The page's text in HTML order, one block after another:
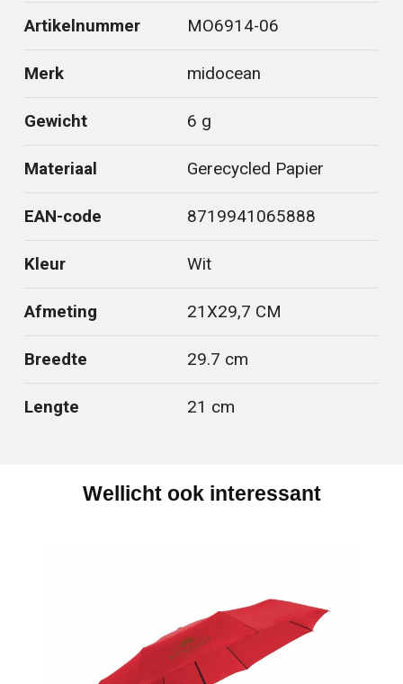
Artikelnummer MO6914-06
Merk midocean
Gewicht 6 g
Materiaal Gerecycled Papier
EAN-code 8719941065888
Kleur Wit
Afmeting 21X29,7 CM
Breedte 29.7 cm
Lengte 21 cm
Wellicht ook interessant